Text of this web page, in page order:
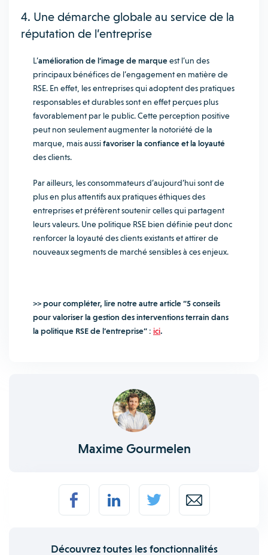
4. Une démarche globale au service de la
réputation de l’entreprise
L’amélioration de l’image de marqueest l’un des
principaux bénéfices de l’engagement en matière de
RSE. En effet, les entreprises qui adoptent des pratiques
responsables et durables sont en effet perçues plus
favorablement par le public. Cette perception positive
peut non seulement augmenter la notoriété de la
marque, mais aussifavoriser la confiance et la loyauté
des clients.
Par ailleurs, les consommateurs d’aujourd’hui sont de
plus en plus attentifs aux pratiques éthiques des
entreprises et préfèrent soutenir celles qui partagent
leurs valeurs. Une politique RSE bien définie peut donc
renforcer la loyauté des clients existants et attirer de
nouveaux segments de marché sensibles à ces enjeux.
>> pour compléter, lire notre autre article “5 conseils
pour valoriser la gestion des interventions terrain dans
la politique RSE de l’entreprise” : ici.
Maxime Gourmelen
Découvrez toutes les fonctionnalités